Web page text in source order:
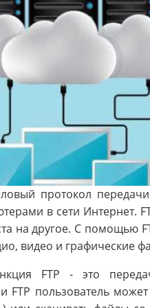
протокол
в сети Интернет.
на другое. С помощью
видео и графические
FTP - это
FTP пользователь